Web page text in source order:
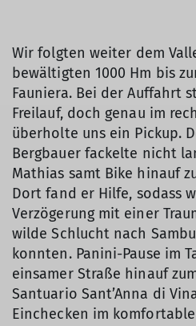
Wir folgten weiter dem
bewältigten 1000 Hm bis
Fauniera. Bei der Auffahrt
Freilauf, doch genau im
überholte uns ein Pickup.
Bergbauer fackelte nicht
Mathias samt Bike hinauf
Dort fand er Hilfe, sodass
Verzögerung mit einer
wilde Schlucht nach
konnten. Panini-Pause im
einsamer Straße hinauf
Santuario Sant’Anna di
Einchecken im